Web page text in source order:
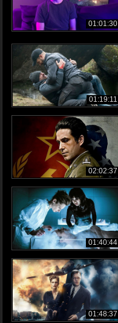
01:01:30
01:19:11
02:02:37
01:40:44
01:48:37